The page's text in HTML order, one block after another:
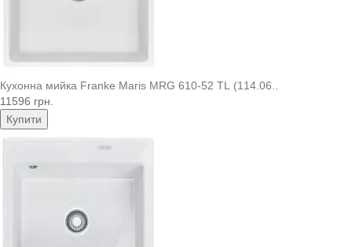
Кухонна мийка Franke Maris MRG 610-52 TL (114.06..
11596 грн.
Купити